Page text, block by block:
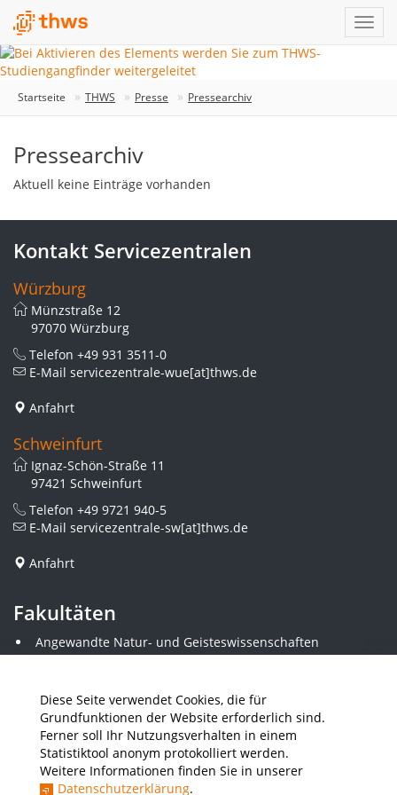
Diese Seite verwendet Cookies, die für
Grundfunktionen der Website erforderlich sind.
Ferner soll Ihr Nutzungsverhalten in einem
Statistiktool anonym protokolliert werden.
Weitere Informationen finden Sie in unserer
Datenschutzerklärung.
Startseite THWS Presse Pressearchiv
Pressearchiv
Aktuell keine Einträge vorhanden
Kontakt Servicezentralen
Würzburg
Münzstraße 12
97070 Würzburg
Telefon +49 931 3511-0
E-Mail servicezentrale-wue[at]thws.de
Anfahrt
Schweinfurt
Ignaz-Schön-Straße 11
97421 Schweinfurt
Telefon +49 9721 940-5
E-Mail servicezentrale-sw[at]thws.de
Anfahrt
Fakultäten
Angewandte Natur- und Geisteswissenschaften
Angewandte Sozialwissenschaften
Elektrotechnik
Gestaltung
Informatik und Wirtschaftsinformatik
Kunststofftechnik und Vermessung
Maschinenbau
THWS Business School